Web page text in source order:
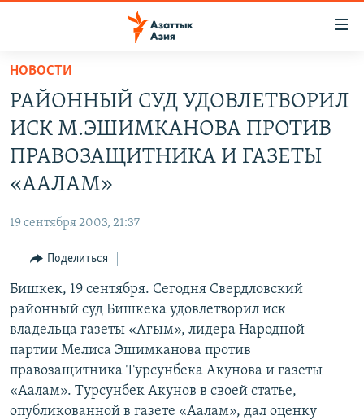
Вернуться
основному
содержанию
Вернутся
главной
Вернутся
поиску
ЦЕНТРАЛЬНАЯ АЗИЯ
КЫРГЫЗСТАН
УЗБЕКИСТАН
ВОЙНА В УКРАИНЕ
НА ДРУГИХ ЯЗЫКАХ
КЫРГЫЗЧА
ЎЗБЕКЧА
ТОҶИКӢ
ПОДПИШИТЕСЬ НА НАС В СОЦСЕТЯХ
Все сайты РСЕ/РС
НОВОСТИ
РАЙОННЫЙ СУД УДОВЛЕТВОРИЛ
ИСК М.ЭШИМКАНОВА ПРОТИВ
ПРАВОЗАЩИТНИКА И ГАЗЕТЫ
«ААЛАМ»
19 сентября 2003, 21:37
Поделиться
Бишкек, 19 сентября. Сегодня Свердловский
районный суд Бишкека удовлетворил иск
владельца газеты «Агым», лидера Народной
партии Мелиса Эшимканова против
правозащитника Турсунбека Акунова и газеты
«Аалам». Турсунбек Акунов в своей статье,
опубликованной в газете «Аалам», дал оценку